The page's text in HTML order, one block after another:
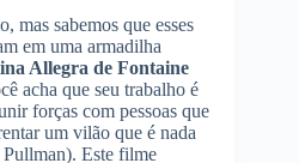
mas sabemos que esses
em uma armadilha
Allegra de Fontaine
acha que seu trabalho é
forças com pessoas que
um vilão que é nada
Este filme